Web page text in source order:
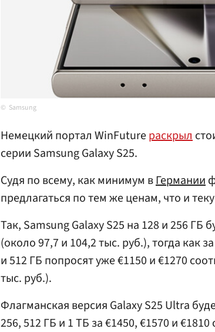
Samsung
Немецкий портал WinFutureраскрыл
серии Samsung Galaxy S25.
Судя по всему, как минимум вГермании
предлагаться по тем же ценам, что и
Так, Samsung Galaxy S25 на 128 и 256 ГБ
(около 97,7 и 104,2 тыс. руб.), тогда как
и 512 ГБ попросят уже €1150 и €1270
тыс. руб.).
Флагманская версия Galaxy S25 Ultra
256, 512 ГБ и 1 ТБ за €1450, €1570 и